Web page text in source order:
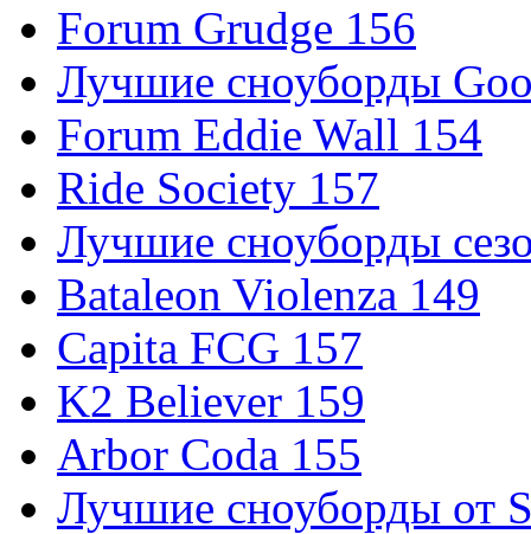
Forum Grudge 156
Лучшие сноуборды
Forum Eddie Wall 154
Ride Society 157
Лучшие сноуборды
Bataleon Violenza 149
Capita FCG 157
K2 Believer 159
Arbor Coda 155
Лучшие сноуборды от